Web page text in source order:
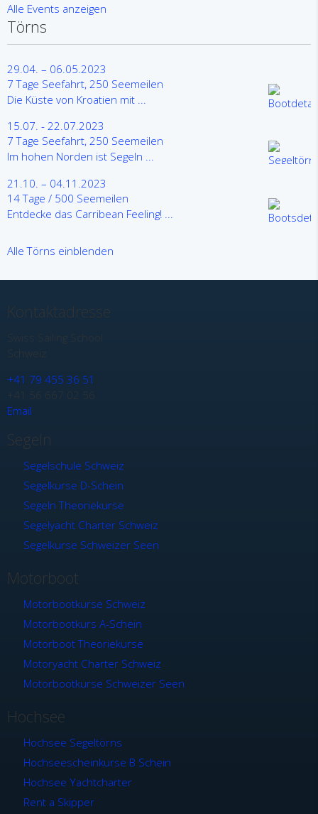
Alle Events anzeigen
Törns
29.04. – 06.05.2023
7 Tage Seefahrt, 250 Seemeilen
Die Küste von Kroatien mit ...
15.07. - 22.07.2023
7 Tage Seefahrt, 250 Seemeilen
Im hohen Norden ist Segeln ...
21.10. – 04.11.2023
14 Tage / 500 Seemeilen
Entdecke das Carribean Feeling! ...
Alle Törns einblenden
Kontaktadresse
Swiss Sailing School
Schweiz
+41 79 455 36 51
+41 56 667 02 56
Email
Segeln
Segelschule Schweiz
Segelkurse D-Schein
Segeln Theoriekurse
Segelyacht Charter Schweiz
Segelkurse Schweizer Seen
Motorboot
Motorbootkurse Schweiz
Motorbootkurs A-Schein
Motorboot Theoriekurse
Motoryacht Charter Schweiz
Motorbootkurse Schweizer Seen
Hochsee
Hochsee Segeltörns
Hochseescheinkurse B Schein
Hochsee Yachtcharter
Rent a Skipper